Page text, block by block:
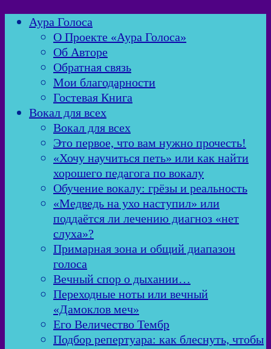
Аура Голоса
О Проекте «Аура Голоса»
Об Авторе
Обратная связь
Мои благодарности
Гостевая Книга
Вокал для всех
Вокал для всех
Это первое, что вам нужно прочесть!
«Хочу научиться петь» или как найти
хорошего педагога по вокалу
Обучение вокалу: грёзы и реальность
«Медведь на ухо наступил» или
поддаётся ли лечению диагноз «нет
слуха»?
Примарная зона и общий диапазон
голоса
Вечный спор о дыхании…
Переходные ноты или вечный
«Дамоклов меч»
Его Величество Тембр
Подбор репертуара: как блеснуть, чтобы